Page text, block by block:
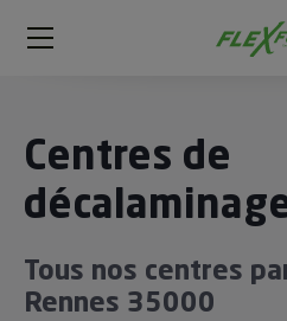
Méga
Centres de
Tous nos centres
Rennes 35000